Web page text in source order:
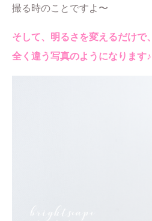
撮る時のことですよ〜
そして、明るさを変えるだけで、
全く違う写真のようになります♪